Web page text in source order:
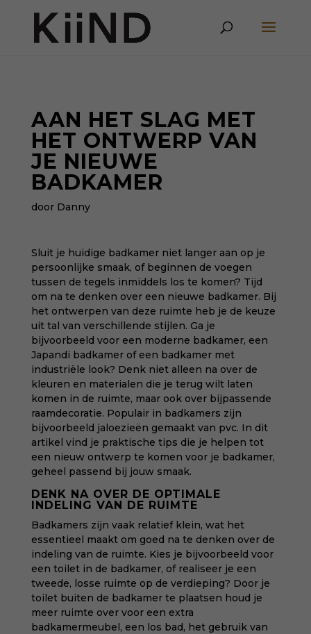
AAN HET SLAG MET
HET ONTWERP VAN
JE NIEUWE
BADKAMER
door Danny
Sluit je huidige badkamer niet langer aan op je
persoonlijke smaak, of beginnen de voegen
tussen de tegels inmiddels los te komen? Tijd
om na te denken over een nieuwe badkamer. Bij
het ontwerpen van deze ruimte heb je de keuze
uit tal van verschillende stijlen. Ga je
bijvoorbeeld voor een moderne badkamer, een
Japandi badkamer of een badkamer met
industriële look? Denk niet alleen na over de
kleuren en materialen die je terug wilt laten
komen in de ruimte, maar ook over bijpassende
raamdecoratie. Populair in badkamers zijn
bijvoorbeeld jaloezieën gemaakt van pvc. In dit
artikel vind je praktische tips die je helpen tot
een nieuw ontwerp te komen voor je badkamer,
geheel passend bij jouw smaak.
DENK NA OVER DE OPTIMALE
INDELING VAN DE RUIMTE
Badkamers zijn vaak relatief klein, wat het
essentieel maakt om goed na te denken over de
indeling van de ruimte. Kies je bijvoorbeeld voor
een toilet in de badkamer, of realiseer je een
tweede, losse ruimte op de verdieping? Door je
toilet buiten de badkamer te plaatsen houd je
meer ruimte over voor een extra
badkamermeubel, een los bad, het gebruik van